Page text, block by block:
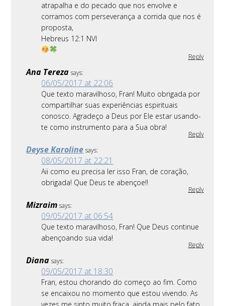
atrapalha e do pecado que nos envolve e
corramos com perseverança a corrida que nos é
proposta,
Hebreus 12:1 NVI
Reply
Ana Tereza says:
06/05/2017 at 22:06
Que texto maravilhoso, Fran! Muito obrigada por
compartilhar suas experiências espirituais
conosco. Agradeço a Deus por Ele estar usando-
te como instrumento para a Sua obra!
Reply
Deyse Karoline says:
08/05/2017 at 22:21
Aii como eu precisa ler isso Fran, de coração,
obrigada! Que Deus te abençoe!!
Reply
Mizraim says:
09/05/2017 at 06:54
Que texto maravilhoso, Fran! Que Deus continue
abençoando sua vida!
Reply
Diana says:
09/05/2017 at 18:30
Fran, estou chorando do começo ao fim. Como
se encaixou no momento que estou vivendo. As